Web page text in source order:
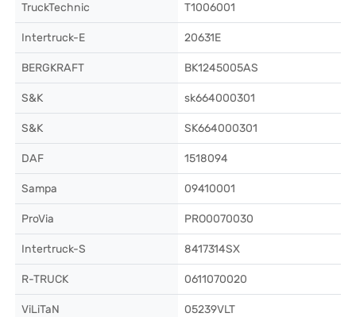
TruckTechnic T1006001
Intertruck-E 20631E
BERGKRAFT BK1245005AS
S&K sk664000301
S&K SK664000301
DAF 1518094
Sampa 09410001
ProVia PRO0070030
Intertruck-S 8417314SX
R-TRUCK 0611070020
ViLiTaN 05239VLT